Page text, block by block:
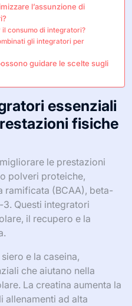
l’assunzione di
il consumo di integratori?
gli integratori per
guidare le scelte sugli
essenziali
fisiche
le prestazioni
polveri proteiche,
ramificata (BCAA), beta-
Questi integratori
il recupero e la
e la caseina,
che aiutano nella
La creatina aumenta la
allenamenti ad alta